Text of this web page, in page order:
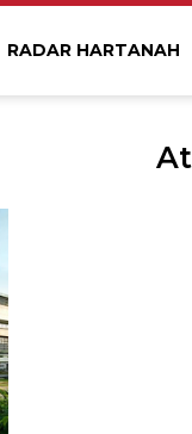
RADAR HARTANAH